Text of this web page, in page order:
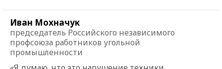
Иван Мохначук
председатель Российского независимого
профсоюза работников угольной
промышленности